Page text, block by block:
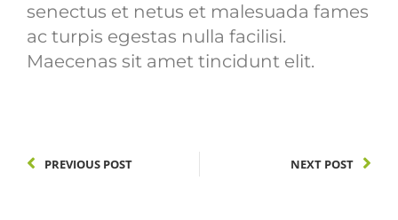
senectus et netus et malesuada fames
ac turpis egestas nulla facilisi.
Maecenas sit amet tincidunt elit.
PREVIOUS POST NEXT POST